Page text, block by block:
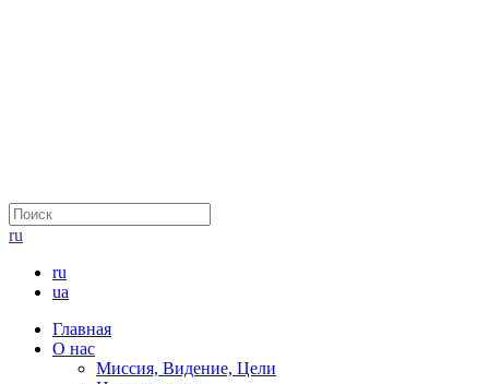
ru
ru
ua
Главная
О нас
Миссия, Видение, Цели